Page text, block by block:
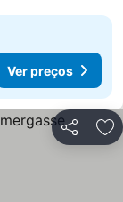
Ver preços
Partilhar